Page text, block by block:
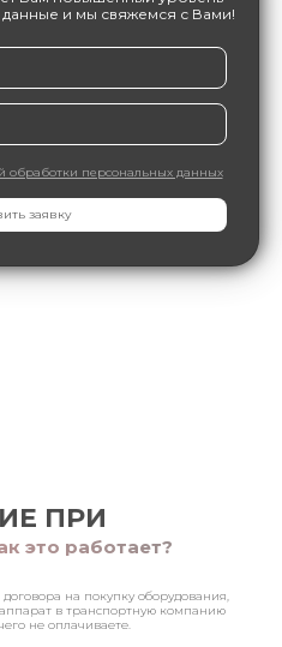
данные и мы свяжемся с Вами!
заявку
обработки персональных данных
ПРИ
на покупку оборудования,
в транспортную компанию
не оплачиваете.
это работает?